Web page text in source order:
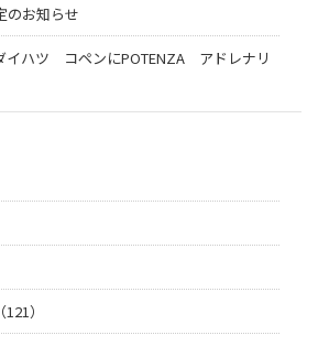
のお知らせ
イハツ コペンにPOTENZA アドレナリ
）